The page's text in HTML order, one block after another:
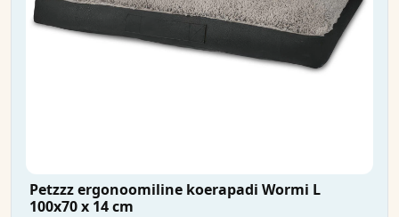
Petzzz ergonoomiline koerapadi Wormi L
100x70 x 14 cm